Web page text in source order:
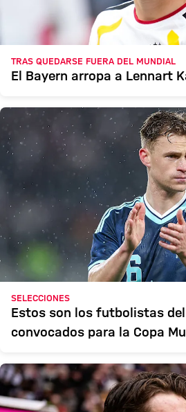
TRAS QUEDARSE FUERA DEL MUNDIAL
El Bayern arropa a Lennart
SELECCIONES
Estos son los futbolistas del
convocados para la Copa